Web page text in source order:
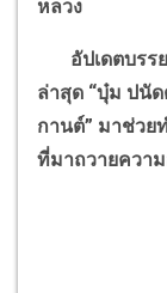
หลวง
อัปเดตบรรย
ล่าสุด “บุ๋ม ปนัด
กานต์” มาช่วย
ที่มาถวายควา